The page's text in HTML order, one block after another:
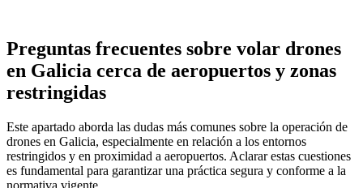
Preguntas frecuentes sobre volar drones
en Galicia cerca de aeropuertos y zonas
restringidas
Este apartado aborda las dudas más comunes sobre la operación de
drones en Galicia, especialmente en relación a los entornos
restringidos y en proximidad a aeropuertos. Aclarar estas cuestiones
es fundamental para garantizar una práctica segura y conforme a la
normativa vigente.